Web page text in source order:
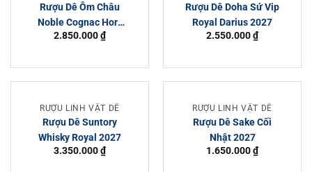
Rượu Dê Ôm Châu
Noble Cognac Hors
d’Age 2027
2.850.000₫
Rượu Dê Doha Sứ Vip
Royal Darius 2027
2.550.000₫
RƯỢU LINH VẬT DÊ
Rượu Dê Suntory
Whisky Royal 2027
3.350.000₫
RƯỢU LINH VẬT DÊ
Rượu Dê Sake Cối
Nhật 2027
1.650.000₫